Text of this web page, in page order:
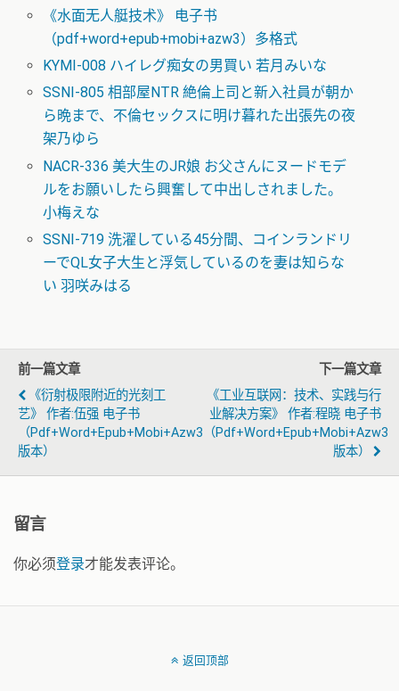
《水面无人艇技术》 电子书
（pdf+word+epub+mobi+azw3）多格式
KYMI-008 ハイレグ痴女の男買い 若月みいな
SSNI-805 相部屋NTR 絶倫上司と新入社員が朝か
ら晩まで、不倫セックスに明け暮れた出張先の夜
架乃ゆら
NACR-336 美大生のJR娘 お父さんにヌードモデ
ルをお願いしたら興奮して中出しされました。
小梅えな
SSNI-719 洗濯している45分間、コインランドリ
ーでQL女子大生と浮気しているのを妻は知らな
い 羽咲みはる
前一篇文章
《衍射极限附近的光刻工
艺》 作者:伍强 电子书
（pdf+word+epub+mobi+azw3
版本）
下一篇文章
《工业互联网：技术、实践与行
业解决方案》 作者:程晓 电子书
（pdf+word+epub+mobi+azw3
版本）
留言
你必须登录才能发表评论。
返回顶部